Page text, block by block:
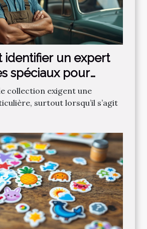
identifier un expert
spéciaux pour
collection ?
collection exigent une
surtout lorsqu’il s’agit